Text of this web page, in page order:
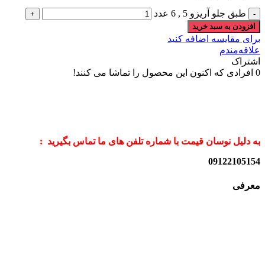
طبق جلو آریزو 5 , 6 عدد
افزودن به سبد خرید
برای مقایسه اضافه کنید
علاقه‌مندم
اشتراک
0 افرادی که اکنون این محصول را تماشا می کنند!
به دلیل نوسان قیمت با شماره تلفن های ما تماس بگیرید :
09122105154
معرفی